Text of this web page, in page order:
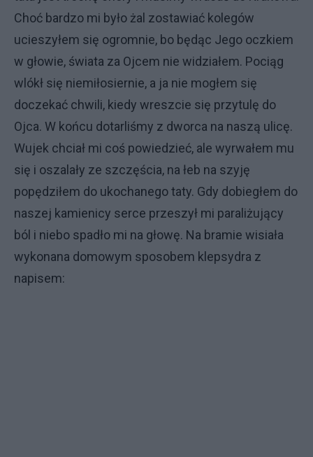
Choć bardzo mi było żal zostawiać kolegów
ucieszyłem się ogromnie, bo będąc Jego oczkiem
w głowie, świata za Ojcem nie widziałem. Pociąg
wlókł się niemiłosiernie, a ja nie mogłem się
doczekać chwili, kiedy wreszcie się przytulę do
Ojca. W końcu dotarliśmy z dworca na naszą ulicę.
Wujek chciał mi coś powiedzieć, ale wyrwałem mu
się i oszalały ze szczęścia, na łeb na szyję
popędziłem do ukochanego taty. Gdy dobiegłem do
naszej kamienicy serce przeszył mi paraliżujący
ból i niebo spadło mi na głowę. Na bramie wisiała
wykonana domowym sposobem klepsydra z
napisem: